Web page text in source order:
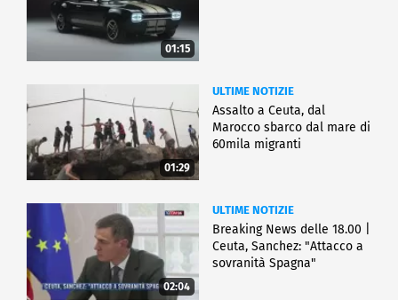
01:15
01:29
ULTIME NOTIZIE
Assalto a Ceuta, dal
Marocco sbarco dal mare di
60mila migranti
02:04
ULTIME NOTIZIE
Breaking News delle 18.00 |
Ceuta, Sanchez: "Attacco a
sovranità Spagna"